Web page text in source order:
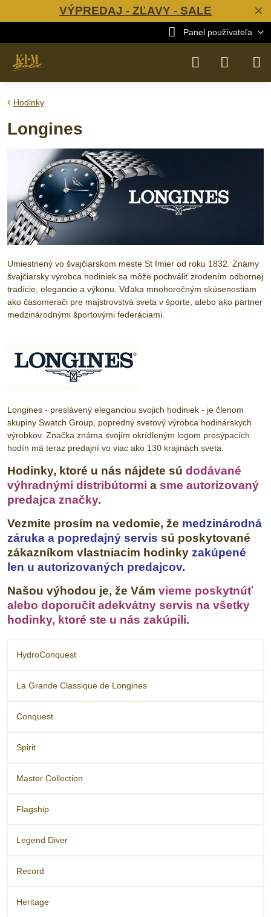
✕
VÝPREDAJ - ZĽAVY - SALE
Panel používateľa
Hodinky
Longines
Umiestnený vo švajčiarskom meste St Imier od roku 1832. Známy
švajčiarsky výrobca hodiniek sa môže pochváliť zrodením odbornej
tradície, elegancie a výkonu. Vďaka mnohoročným skúsenostiam
ako časomerači pre majstrovstvá sveta v športe, alebo ako partner
medzinárodnými športovými federáciami.
Longines - preslávený eleganciou svojich hodiniek - je členom
skupiny Swatch Group, popredný svetový výrobca hodinárskych
výrobkov. Značka známa svojím okrídleným logom presýpacích
hodín má teraz predajní vo viac ako 130 krajinách sveta.
Hodinky, ktoré u nás nájdete sú dodávané
výhradnými distribútormi a sme autorizovaný
predajca značky.
Vezmite prosím na vedomie, že medzinárodná
záruka a popredajný servis sú poskytované
zákazníkom vlastniacim hodinky zakúpené
len u autorizovaných predajcov.
Našou výhodou je, že Vám vieme poskytnúť
alebo doporučit adekvátny servis na všetky
hodinky, ktoré ste u nás zakúpili.
HydroConquest
La Grande Classique de Longines
Conquest
Spirit
Master Collection
Flagship
Legend Diver
Record
Heritage